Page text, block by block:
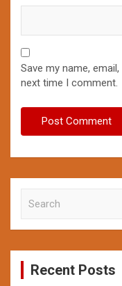
Save my name,
next time I comment.
c
Recent Posts